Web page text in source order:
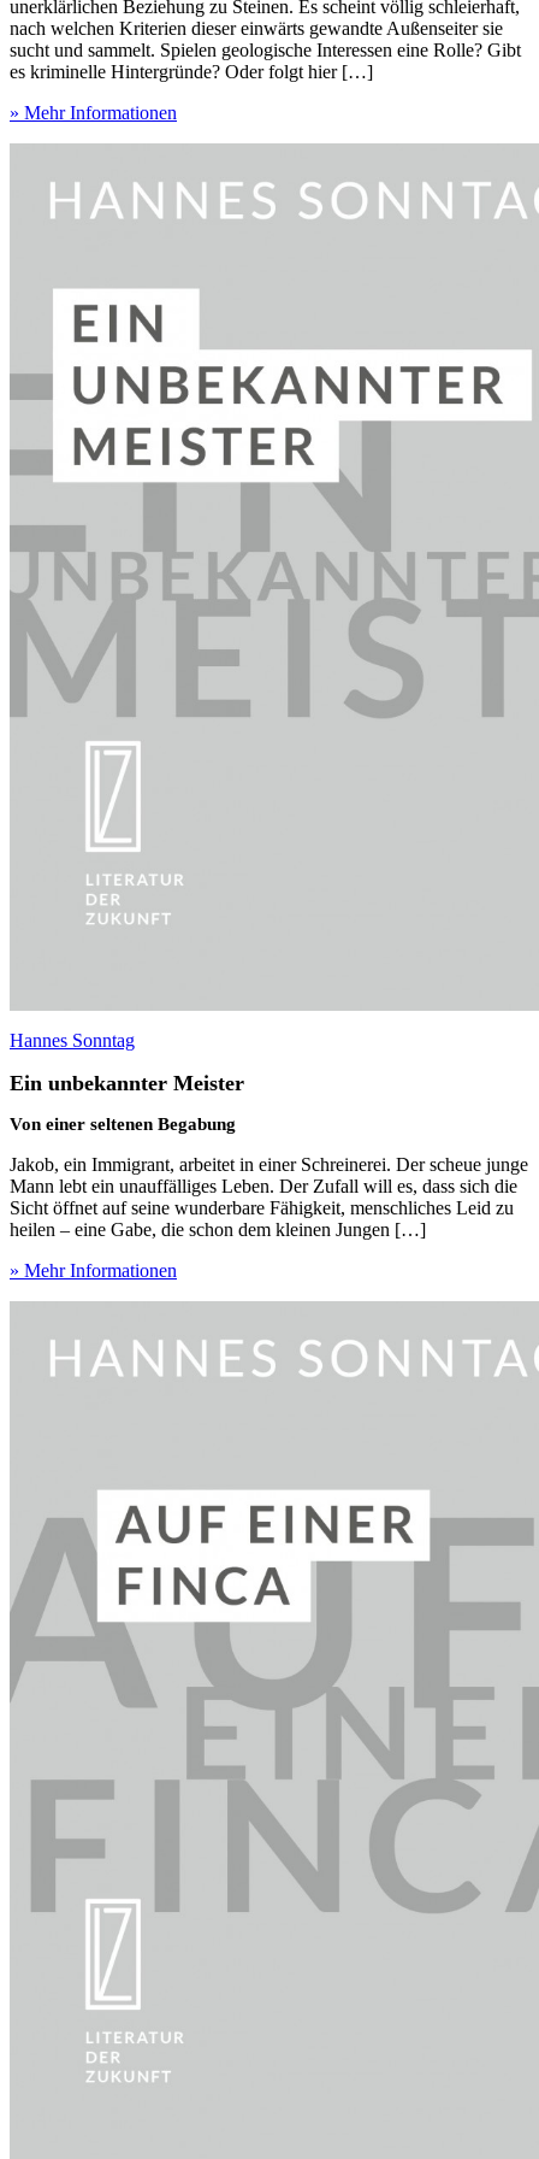
unerklärlichen Beziehung zu Steinen. Es scheint völlig schleierhaft,
nach welchen Kriterien dieser einwärts gewandte Außenseiter sie
sucht und sammelt. Spielen geologische Interessen eine Rolle? Gibt
es kriminelle Hintergründe? Oder folgt hier […]
» Mehr Informationen
Hannes Sonntag
Ein unbekannter Meister
Von einer seltenen Begabung
Jakob, ein Immigrant, arbeitet in einer Schreinerei. Der scheue junge
Mann lebt ein unauffälliges Leben. Der Zufall will es, dass sich die
Sicht öffnet auf seine wunderbare Fähigkeit, menschliches Leid zu
heilen – eine Gabe, die schon dem kleinen Jungen […]
» Mehr Informationen